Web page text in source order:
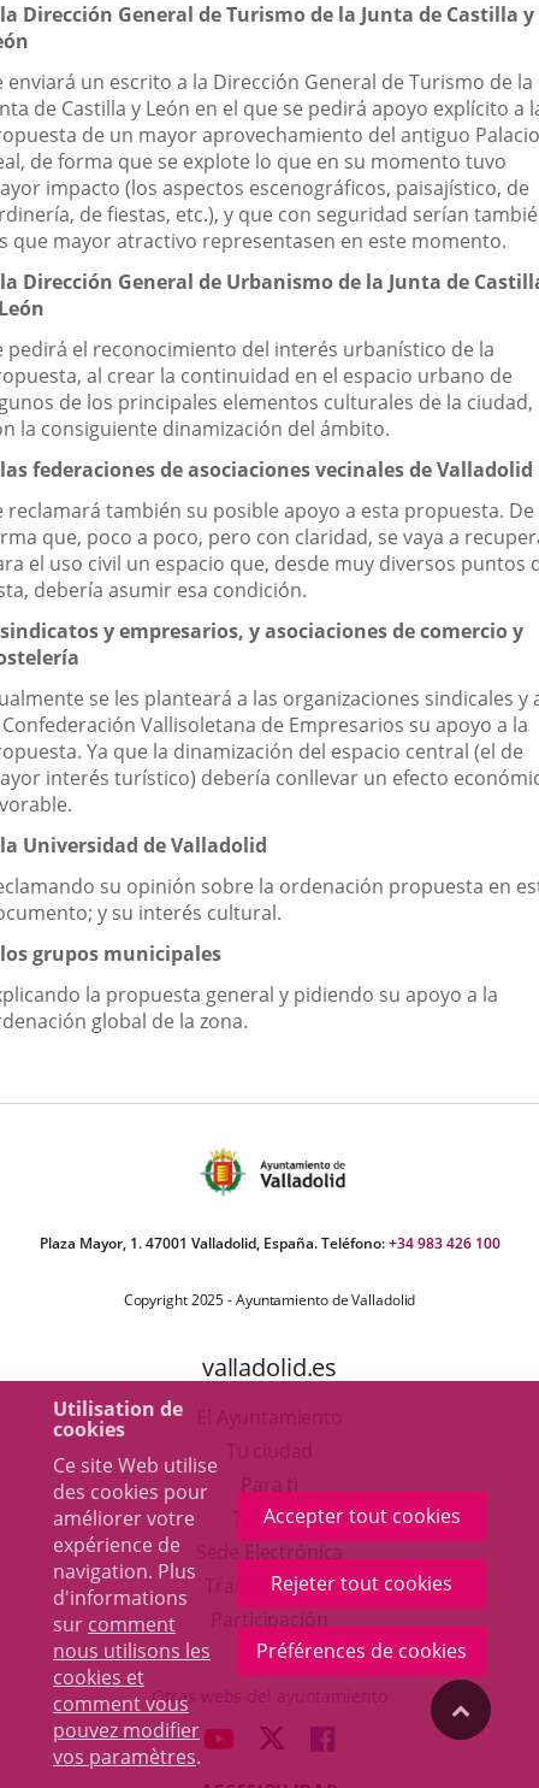
Utilisation de
cookies
Ce site Web utilise
des cookies pour
améliorer votre
expérience de
navigation. Plus
d'informations
sur comment
nous utilisons les
cookies et
comment vous
pouvez modifier
vos paramètres.
Accepter tout cookies
Rejeter tout cookies
Préférences de cookies
Dirección General de Turismo de la Junta de Castilla y
enviará un escrito a la Dirección General de Turismo de la
de Castilla y León en el que se pedirá apoyo explícito a
de un mayor aprovechamiento del antiguo Palacio
de forma que se explote lo que en su momento tuvo
impacto (los aspectos escenográficos, paisajístico, de
de fiestas, etc.), y que con seguridad serían
que mayor atractivo representasen en este momento.
Dirección General de Urbanismo de la Junta de
pedirá el reconocimiento del interés urbanístico de la
al crear la continuidad en el espacio urbano de
de los principales elementos culturales de la ciudad,
la consiguiente dinamización del ámbito.
federaciones de asociaciones vecinales de Valladolid
reclamará también su posible apoyo a esta propuesta. De
que, poco a poco, pero con claridad, se vaya a
el uso civil un espacio que, desde muy diversos puntos
debería asumir esa condición.
y empresarios, y asociaciones de comercio y
se les planteará a las organizaciones sindicales y
Vallisoletana de Empresarios su apoyo a la
Ya que la dinamización del espacio central (el de
interés turístico) debería conllevar un efecto
Universidad de Valladolid
su opinión sobre la ordenación propuesta en
y su interés cultural.
grupos municipales
la propuesta general y pidiendo su apoyo a la
global de la zona.
Plaza Mayor, 1. 47001 Valladolid, España. Teléfono:+34 983 426 100
Copyright 2025 - Ayuntamiento de Valladolid
valladolid.es
TurismoEste
se
en
nueva.
a
aplicación
Transparencia
Otras webs del ayuntamiento
ENLACEENLACE
"Volver